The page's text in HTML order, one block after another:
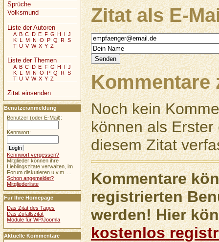
Zitat als E-
Kommentare
Noch kein
können als
diesem Zitat
Kommentare
registrierten
werden! Hier
kostenlos
Sprüche
Volksmund
Liste der Autoren
A B C D E F G H I J
K L M N O P Q R S
T U V W X Y Z
Liste der Themen
A B C D E F G H I J
K L M N O P Q R S
T U V W X Y Z
Zitat einsenden
Benutzeranmeldung
Benutzer (oder E-Mail):
Kennwort:
Kennwort vergessen?
Mitglieder können ihre
Lieblingszitate verwalten, im
Forum diskutieren u.v.m. ...
Schon angemeldet?
Mitgliederliste
Für Ihre Homepage
Das Zitat des Tages
Das Zufallszitat
Module für WP/Joomla
Aktuelle Kommentare